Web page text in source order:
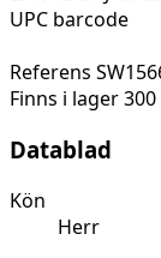
UPC barcode
Referens
Finns i lager
Datablad
Kön
Herr